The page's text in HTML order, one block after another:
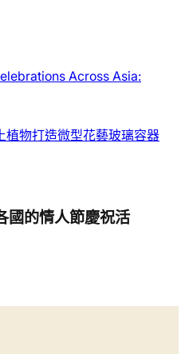
Across Asia:
植物打造微型花藝玻璃容器
國的情人節慶祝活